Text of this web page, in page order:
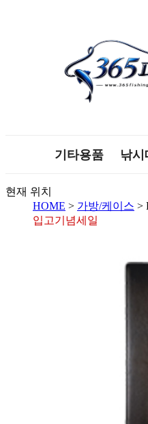
기타용품 낚시
현재 위치
HOME > 가방/케이스 >
입고기념세일